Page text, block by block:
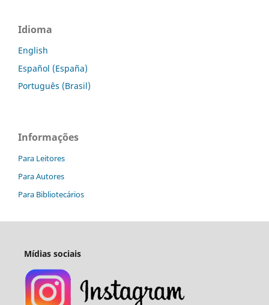
Idioma
English
Español (España)
Português (Brasil)
Informações
Para Leitores
Para Autores
Para Bibliotecários
Mídias sociais